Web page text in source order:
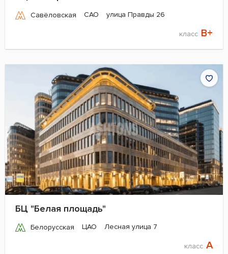
Савёловская САО улица Правды 26
класс B+
БЦ "Белая площадь"
Белорусская ЦАО Лесная улица 7
класс A